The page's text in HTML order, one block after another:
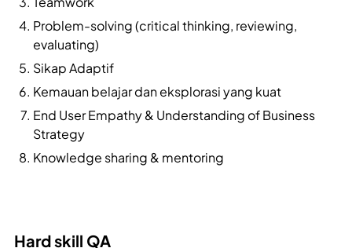
Problem-solving (critical thinking, reviewing,
evaluating)
Sikap Adaptif
Kemauan belajar dan eksplorasi yang kuat
End User Empathy & Understanding of Business
Strategy
Knowledge sharing & mentoring
Hard skill QA